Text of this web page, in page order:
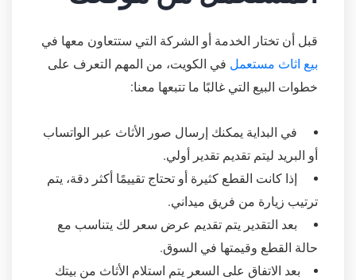
قبل أن تختار الخدمة أو الشركة التي ستتعاون معها في
بيع اثاث مستعمل في الكويت، من المهم التعرف على
خطوات البيع التي غالبًا ما تتبعها معنا:
في البداية يمكنك إرسال صور الأثاث عبر الواتساب
أو البريد ليتم تقديم تقدير أولي.
إذا كانت القطع كثيرة أو تحتاج تقييمًا أكثر دقة، يتم
ترتيب زيارة من فريق ميداني.
بعد التقدير يتم تقديم عرض سعر لك يتناسب مع
حالة القطع وقيمتها في السوق.
بعد الاتفاق على السعر يتم استلام الأثاث من بيتك